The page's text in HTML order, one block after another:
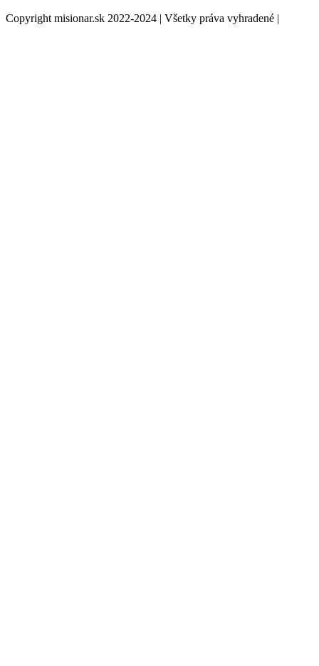
Copyright misionar.sk 2022-2024 | Všetky práva vyhradené |